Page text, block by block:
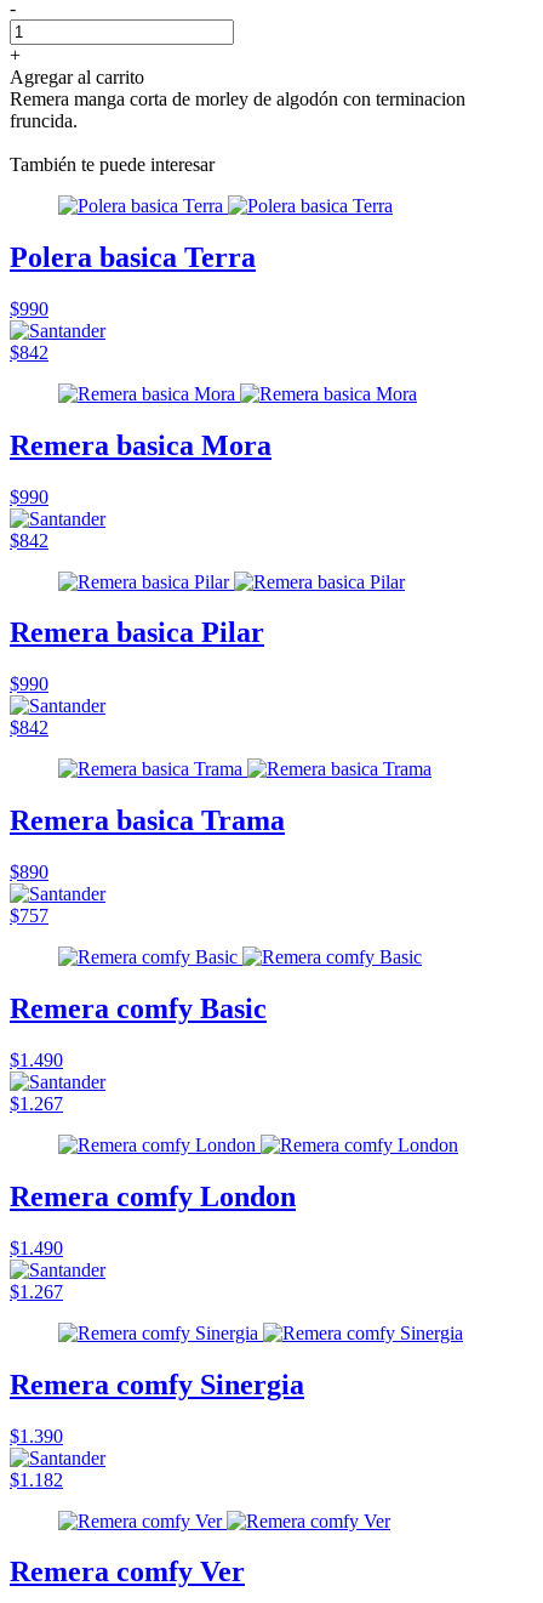
-
+
Agregar al carrito
Remera manga corta de morley de algodón con terminacion
fruncida.
También te puede interesar
Polera basica Terra
$990
$842
Remera basica Mora
$990
$842
Remera basica Pilar
$990
$842
Remera basica Trama
$890
$757
Remera comfy Basic
$1.490
$1.267
Remera comfy London
$1.490
$1.267
Remera comfy Sinergia
$1.390
$1.182
Remera comfy Ver